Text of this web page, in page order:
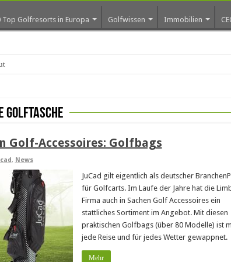
Top Golfresorts in Europa Golfwissen Immobilien
Montene
golftasche
Golf-Accessoires: Golfbags
, News
JuCad gilt eigentlich als deutscher
für Golfcarts. Im Laufe der Jahre hat die
Firma auch in Sachen Golf Accessoires ein
stattliches Sortiment im Angebot. Mit diesen
praktischen Golfbags (über 80 Modelle) ist
jede Reise und für jedes Wetter gewappnet.
Mehr